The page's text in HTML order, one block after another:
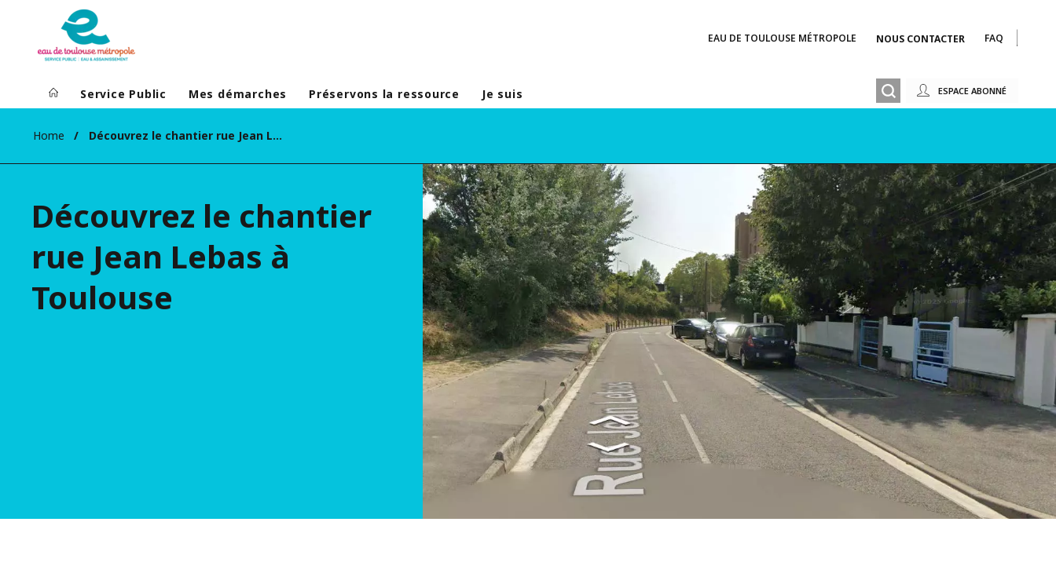
EAU DE TOULOUSE MÉTROPOLE NOUS CONTACTER FAQ
Service Public Mes démarches Préservons la ressource Je suis ESPACE ABONNÉ
Home Découvrez le chantier rue Jean Lebas à Toulouse
Découvrez le chantier
rue Jean Lebas à
Toulouse